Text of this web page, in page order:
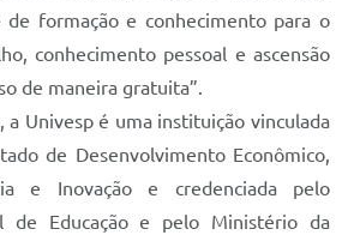
de formação e conhecimento para o
conhecimento pessoal e ascensão
de maneira gratuita”.
Univesp é uma instituição vinculada
de Desenvolvimento Econômico,
e Inovação e credenciada pelo
de Educação e pelo Ministério da